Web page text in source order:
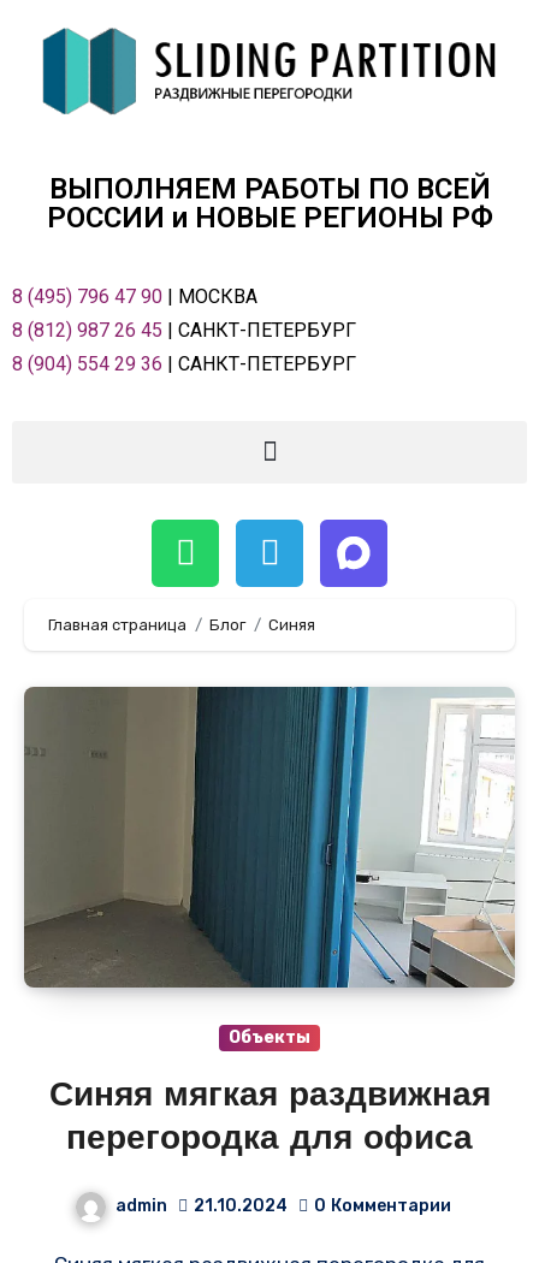
ВЫПОЛНЯЕМ РАБОТЫ ПО ВСЕЙ
РОСCИИ и НОВЫЕ РЕГИОНЫ РФ
8 (495) 796 47 90 | МОСКВА
8 (812) 987 26 45 | САНКТ-ПЕТЕРБУРГ
8 (904) 554 29 36 | САНКТ-ПЕТЕРБУРГ
Главная страница Блог Синяя
Объекты
Синяя мягкая раздвижная
перегородка для офиса
admin 21.10.2024 0 Комментарии